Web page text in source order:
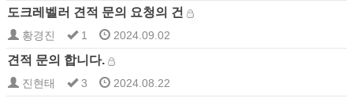
도크레벨러 견적 문의 요청의 건
황경진 1 2024.09.02
견적 문의 합니다.
진현태 3 2024.08.22